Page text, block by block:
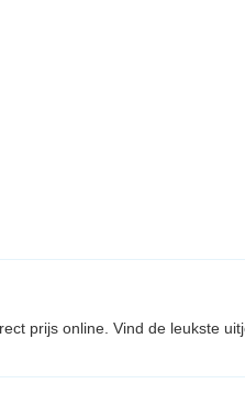
prijs online. Vind de leukste